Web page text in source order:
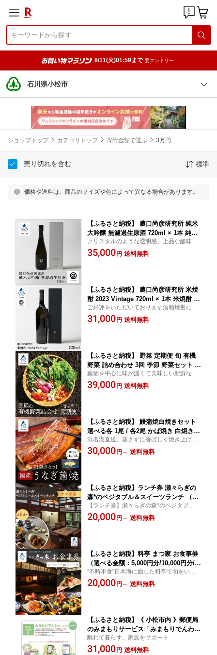
8/11(火)01:59まで 要エントリー
石川県小松市
ショップトップ カテゴリトップ 寄附金額で選ぶ 3万円
売り切れを含む 標準
価格や送料は、商品のサイズや色によって異なる場合があります。
【ふるさと納税】 農口尚彦研究所 純米
大吟醸 無濾過生原酒 720ml × 1本 純米
大吟醸 農口 日本酒 四合瓶 贈答品 お中
元 お歳暮 ギフト 父の日 プレゼント 小
クリスタルのような透明感、上品な酸味、
美しい余韻が特徴です。
35,000 円 送料無料
【ふるさと納税】 農口尚彦研究所 米焼
酎 2023 Vintage 720ml × 1本 米焼酎 日
本酒 四合瓶 贈答品 お中元 お歳暮 ギフ
ト 父の日 お花見 プレゼント 石川県 小
ご好評をいただいております酒粕焼酎に続
く本格焼酎第2弾「米焼酎」
31,000 円 送料無料
【ふるさと納税】 野菜 定期便 旬 有機
野菜 詰め合わせ 3回 季節 野菜セット 季
節の野菜 野菜 サラダ セット おまかせ
定期 産地直送 国産野菜 新鮮野菜 健康
葉物を中心に味が濃くて美味しい新鮮な有
機野菜を詰めてお届けします
39,000 円 送料無料
【ふるさと納税】 鰻蒲焼白焼きセット
選べる各 1尾 / 各2尾 かば焼き 白焼き
タレつき 関西風 詰め合わせ おかず ご
はんのお供 グルメ お取り寄せ ギフト
浜名湖直送、蒸さずに香ばしく焼き上げた
関西風。鰻本来の旨味引き出します
30,000 円 ～ 送料無料
【ふるさと納税】ランチ券 瀬々らぎの
森*のベジタブル＆スイーツランチ （選
べる 人数 2名様/3名様/4名様/5名様/6名
様/7名様/8名様/9名様/10名様） 食事券
【ランチ券】瀬々らぎの森*のベジタブル料
理をお楽しみ頂けるオーベルジュ
20,000 円 ～ 送料無料
【ふるさと納税】料亭 まつ家 お食事券
（選べる金額：5,000円分/10,000円分/2
0,000円分/30,000円分/40,000円分） 食
事 人気 和食 割烹 料理 料亭 老舗 観光
“不時不食“日本海に面した料亭で旬をいただ
く
20,000 円 ～ 送料無料
【ふるさと納税】《 小松市内 》郵便局
のみまもりサービス「みまもりでんわサ
ービス」（携帯電話、6カ月間）小松市
みまもり サービス 電話 ランキング お
離れて暮らす、家族をサポート
31,000 円 送料無料